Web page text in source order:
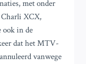
met onder
Charli XCX,
ook in de
dat het MTV-
vanwege